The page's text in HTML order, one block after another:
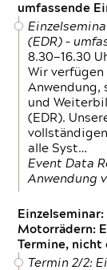
umfassende
(EDR) –
8.30—16.30
Wir verfügen
Anwendung,
und
(EDR).
alle Syst…
Event Data
Anwendung
Motorrädern:
Termine, nicht
Termin 2/2: